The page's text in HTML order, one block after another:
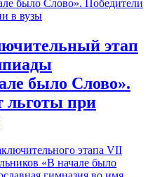
этап
было Слово».
льготы при
этапа VII
«В начале было